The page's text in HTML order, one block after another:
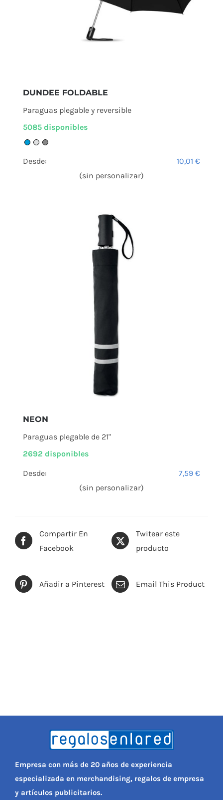
Compartir En
Facebook
Twitear este
producto
Añadir a Pinterest Email This Product
DUNDEE FOLDABLE
Paraguas plegable y reversible
5085 disponibles
Desde: 10,01€
(sin personalizar)
NEON
Paraguas plegable de 21"
2692 disponibles
Desde: 7,59€
(sin personalizar)
Empresa con más de 20 años de experiencia
especializada en merchandising, regalos de empresa
y artículos publicitarios.